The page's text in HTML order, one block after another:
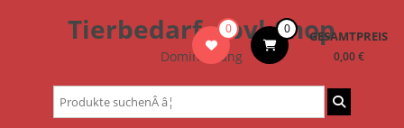
Tierbedarf – bvl-Shop
Dominik Lang
0 0 GESAMTPREIS
0,00 €
Suchen
nach: